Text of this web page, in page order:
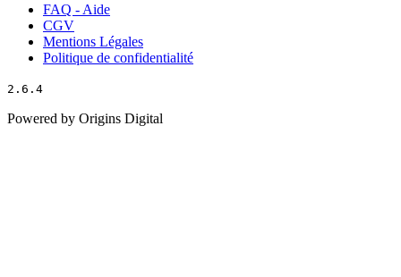
FAQ - Aide
CGV
Mentions Légales
Politique de confidentialité
2.6.4
Powered by Origins Digital